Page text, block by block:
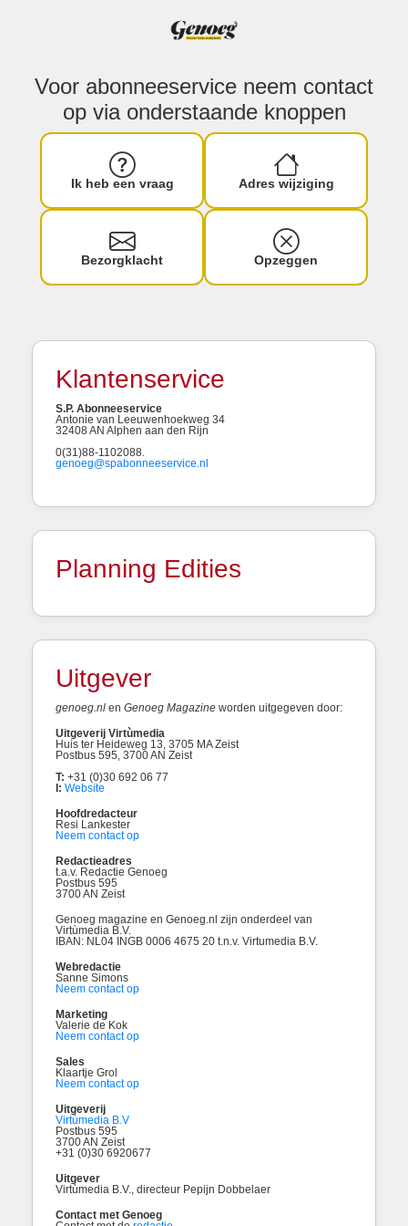
Voor abonneeservice neem contact
op via onderstaande knoppen
Ik heb een vraag Adres wijziging
Bezorgklacht Opzeggen
Klantenservice
S.P. Abonneeservice
Antonie van Leeuwenhoekweg 34
32408 AN Alphen aan den Rijn
0(31)88-1102088.
genoeg@spabonneeservice.nl
Planning Edities
Uitgever
genoeg.nl en Genoeg Magazine worden uitgegeven door:
Uitgeverij Virtùmedia
Huis ter Heideweg 13, 3705 MA Zeist
Postbus 595, 3700 AN Zeist
T: +31 (0)30 692 06 77
I: Website
Hoofdredacteur
Resi Lankester
Neem contact op
Redactieadres
t.a.v. Redactie Genoeg
Postbus 595
3700 AN Zeist
Genoeg magazine en Genoeg.nl zijn onderdeel van
Virtùmedia B.V.
IBAN: NL04 INGB 0006 4675 20 t.n.v. Virtumedia B.V.
Webredactie
Sanne Simons
Neem contact op
Marketing
Valerie de Kok
Neem contact op
Sales
Klaartje Grol
Neem contact op
Uitgeverij
Virtùmedia B.V
Postbus 595
3700 AN Zeist
+31 (0)30 6920677
Uitgever
Virtùmedia B.V., directeur Pepijn Dobbelaer
Contact met Genoeg